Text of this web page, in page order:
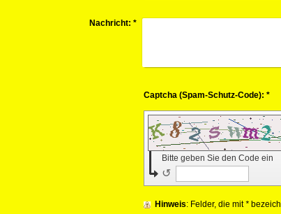
Nachricht: *
Captcha (Spam-Schutz-Code): *
Bitte geben Sie den Code ein
↺
Hinweis : Felder, die mit*